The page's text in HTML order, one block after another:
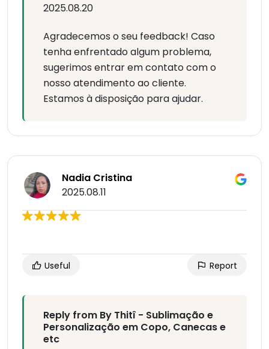
2025.08.20
Agradecemos o seu feedback! Caso
tenha enfrentado algum problema,
sugerimos entrar em contato com o
nosso atendimento ao cliente.
Estamos à disposição para ajudar.
Nadia Cristina
2025.08.11
Useful Report
Reply from By Thitî - Sublimação e
Personalização em Copo, Canecas e
etc